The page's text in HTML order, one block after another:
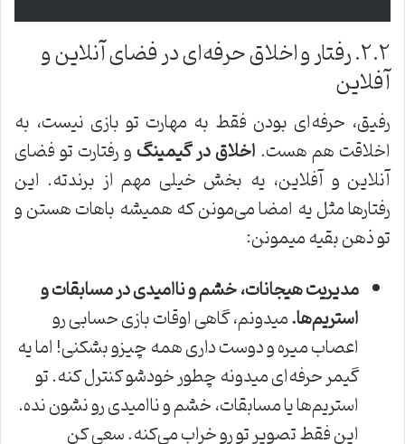
۲.۲. رفتار و اخلاق حرفه‌ای در فضای آنلاین و
آفلاین
رفیق، حرفه‌ای بودن فقط به مهارت تو بازی نیست، به
اخلاقت هم هست.اخلاق در گیمینگو رفتارت تو فضای
آنلاین و آفلاین، یه بخش خیلی مهم از برندته. این
رفتارها مثل یه امضا می‌مونن که همیشه باهات هستن و
تو ذهن بقیه میمونن:
مدیریت هیجانات، خشم و ناامیدی در مسابقات و
استریم‌ها.میدونم، گاهی اوقات بازی حسابی رو
اعصاب میره و دوست داری همه چیزو بشکنی! اما یه
گیمر حرفه‌ای میدونه چطور خودشو کنترل کنه. تو
استریم‌ها یا مسابقات، خشم و ناامیدی رو نشون نده.
این فقط تصویر تو رو خراب می‌کنه. سعی کن